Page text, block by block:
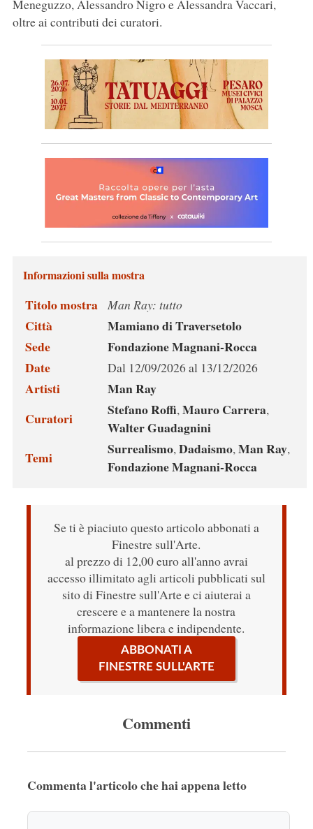
Meneguzzo, Alessandro Nigro e Alessandra Vaccari,
oltre ai contributi dei curatori.
Informazioni sulla mostra
Titolo mostra Man Ray: tutto
Città
Mamiano di Traversetolo
Sede
Fondazione Magnani-Rocca
Date
Dal 12/09/2026 al 13/12/2026
Artisti
Man Ray
Curatori
Stefano Roffi,Mauro Carrera,
Walter Guadagnini
Temi
Surrealismo,Dadaismo,Man Ray,
Fondazione Magnani-Rocca
Se ti è piaciuto questo articolo abbonati a
Finestre sull'Arte.
al prezzo di 12,00 euro all'anno avrai
accesso illimitato agli articoli pubblicati sul
sito di Finestre sull'Arte e ci aiuterai a
crescere e a mantenere la nostra
informazione libera e indipendente.
ABBONATI A
FINESTRE SULL'ARTE
Commenti
Commenta l'articolo che hai appena letto